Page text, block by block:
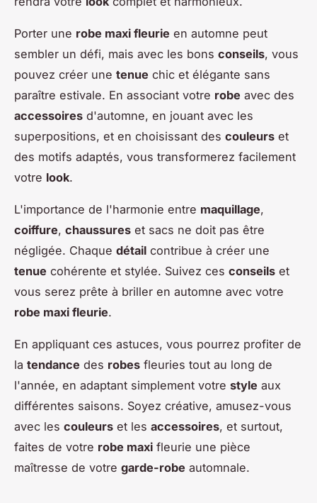
Porter une robe maxi fleurie en automne peut
sembler un défi, mais avec les bons conseils, vous
pouvez créer une tenue chic et élégante sans
paraître estivale. En associant votre robe avec des
accessoires d'automne, en jouant avec les
superpositions, et en choisissant des couleurs et
des motifs adaptés, vous transformerez facilement
votre look.
L'importance de l'harmonie entre maquillage,
coiffure, chaussures et sacs ne doit pas être
négligée. Chaque détail contribue à créer une
tenue cohérente et stylée. Suivez ces conseils et
vous serez prête à briller en automne avec votre
robe maxi fleurie.
En appliquant ces astuces, vous pourrez profiter de
la tendance des robes fleuries tout au long de
l'année, en adaptant simplement votre style aux
différentes saisons. Soyez créative, amusez-vous
avec les couleurs et les accessoires, et surtout,
faites de votre robe maxi fleurie une pièce
maîtresse de votre garde-robe automnale.